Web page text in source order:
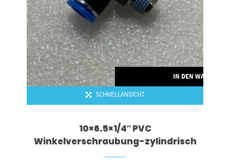
IN DEN
SCHNELLANSICHT
10×6.5×1/4″ PVC
Winkelverschraubung-zylindrisch